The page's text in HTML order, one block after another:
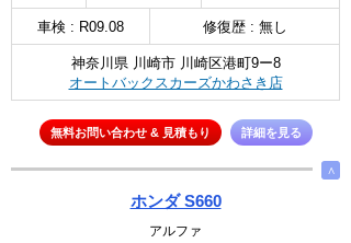
車検 : R09.08 修復歴 : 無し
神奈川県 川崎市 川崎区港町9ー8
オートバックスカーズかわさき店
無料お問い合わせ & 見積もり 詳細を見る
∧
ホンダ S660
アルファ